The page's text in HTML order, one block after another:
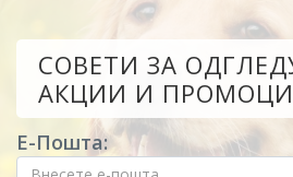
СОВЕТИ ЗА
АКЦИИ И
Е-Пошта: